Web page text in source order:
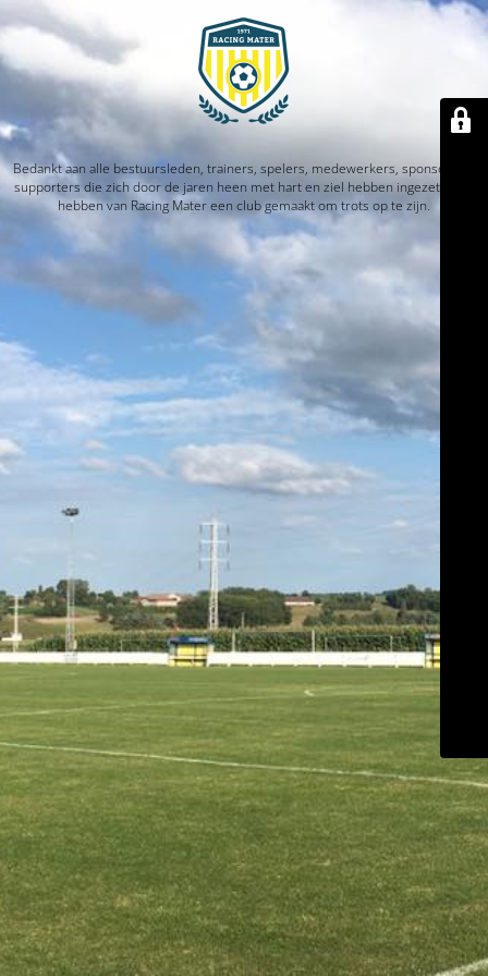
Bedankt aan alle bestuursleden, trainers, spelers, medewerkers, sponsors en
supporters die zich door de jaren heen met hart en ziel hebben ingezet. Jullie
hebben van Racing Mater een club gemaakt om trots op te zijn.